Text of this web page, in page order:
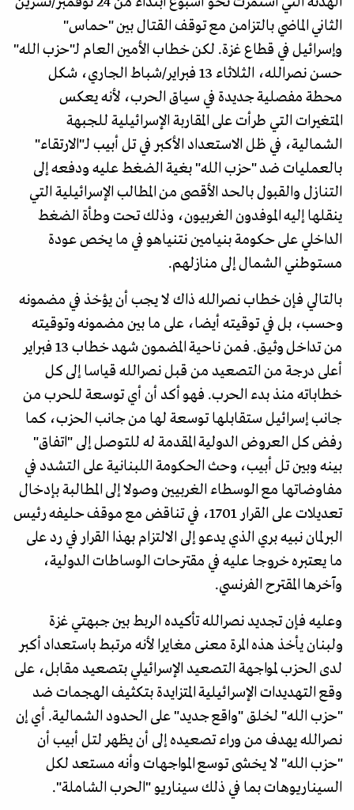
الثاني الماضي بالتزامن مع توقف القتال بين "حماس"
وإسرائيل في قطاع غزة. لكن خطاب الأمين العام لـ"حزب الله"
حسن نصرالله، الثلاثاء 13 فبراير/شباط الجاري، شكل
محطة مفصلية جديدة في سياق الحرب، لأنه يعكس
المتغيرات التي طرأت على المقاربة الإسرائيلية للجبهة
الشمالية، في ظل الاستعداد الأكبر في تل أبيب لـ"الارتقاء"
بالعمليات ضد "حزب الله" بغية الضغط عليه ودفعه إلى
التنازل والقبول بالحد الأقصى من المطالب الإسرائيلية التي
ينقلها إليه الموفدون الغربيون، وذلك تحت وطأة الضغط
الداخلي على حكومة بنيامين نتنياهو في ما يخص عودة
مستوطني الشمال إلى منازلهم.
بالتالي فإن خطاب نصرالله ذاك لا يجب أن يؤخذ في مضمونه
وحسب، بل في توقيته أيضا، على ما بين مضمونه وتوقيته
من تداخل وثيق. فمن ناحية المضمون شهد خطاب 13 فبراير
أعلى درجة من التصعيد من قبل نصرالله قياسا إلى كل
خطاباته منذ بدء الحرب. فهو أكد أن أي توسعة للحرب من
جانب إسرائيل ستقابلها توسعة لها من جانب الحزب، كما
رفض كل العروض الدولية المقدمة له للتوصل إلى "اتفاق"
بينه وبين تل أبيب، وحث الحكومة اللبنانية على التشدد في
مفاوضاتها مع الوسطاء الغربيين وصولا إلى المطالبة بإدخال
تعديلات على القرار 1701، في تناقض مع موقف حليفه رئيس
البرلمان نبيه بري الذي يدعو إلى الالتزام بهذا القرار في رد على
ما يعتبره خروجا عليه في مقترحات الوساطات الدولية،
وآخرها المقترح الفرنسي.
وعليه فإن تجديد نصرالله تأكيده الربط بين جبهتي غزة
ولبنان يأخذ هذه المرة معنى مغايرا لأنه مرتبط باستعداد أكبر
لدى الحزب لمواجهة التصعيد الإسرائيلي بتصعيد مقابل، على
وقع التهديدات الإسرائيلية المتزايدة بتكثيف الهجمات ضد
"حزب الله" لخلق "واقع جديد" على الحدود الشمالية. أي إن
نصرالله يهدف من وراء تصعيده إلى أن يظهر لتل أبيب أن
"حزب الله" لا يخشى توسع المواجهات وأنه مستعد لكل
السيناريوهات بما في ذلك سيناريو "الحرب الشاملة".